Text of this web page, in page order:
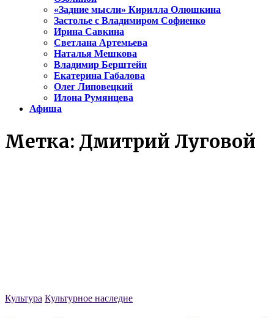
«Задние мысли» Кирилла Олюшкина
Застолье с Владимиром Софиенко
Ирина Савкина
Светлана Артемьева
Наталья Мешкова
Владимир Берштейн
Екатерина Габалова
Олег Липовецкий
Илона Румянцева
Афиша
Метка: Дмитрий Луговой
Культура Культурное наследие